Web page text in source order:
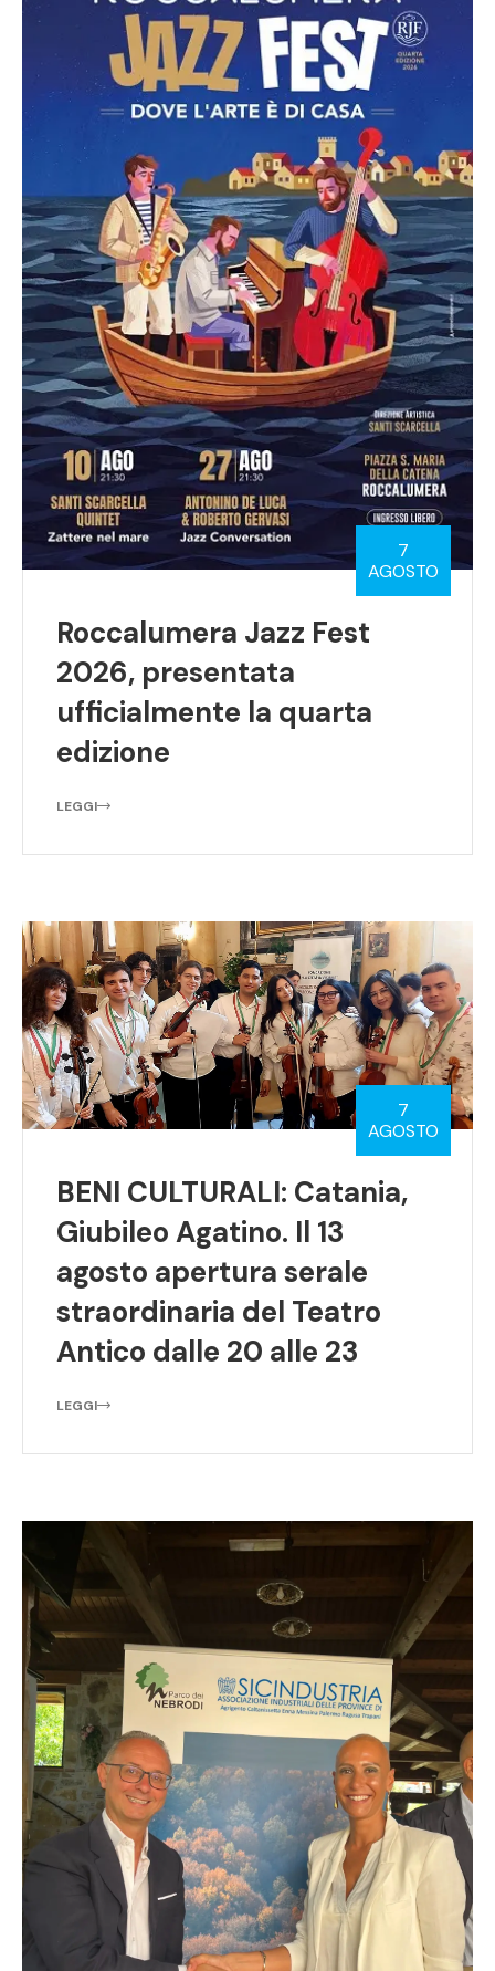
7
AGOSTO
Roccalumera Jazz Fest
2026, presentata
ufficialmente la quarta
edizione
LEGGI
7
AGOSTO
BENI CULTURALI: Catania,
Giubileo Agatino. Il 13
agosto apertura serale
straordinaria del Teatro
Antico dalle 20 alle 23
LEGGI